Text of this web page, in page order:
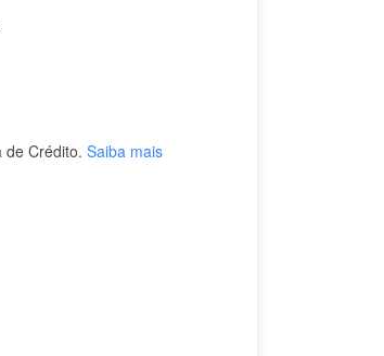
de Crédito. Saiba mais